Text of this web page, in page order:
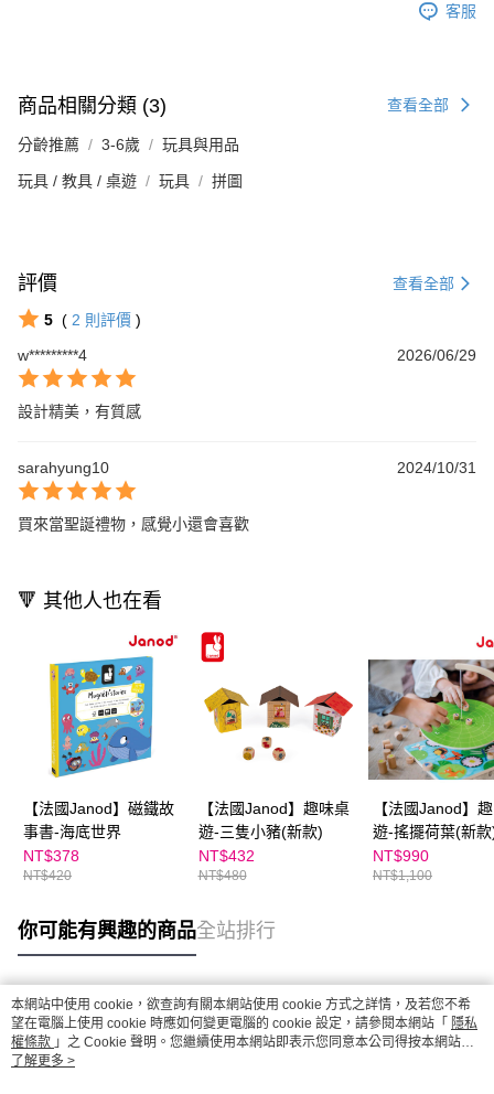
客服
商品相關分類 (3) 查看全部
分齡推薦 3-6歲 玩具與用品
玩具 / 教具 / 桌遊 玩具 拼圖
評價 查看全部
5 ( 2 則評價 )
w*********4
2026/06/29
設計精美，有質感
sarahyung10 2024/10/31
買來當聖誕禮物，感覺小還會喜歡
🔻 其他人也在看
【法國Janod】磁鐵故
事書-海底世界
NT$378
NT$420
【法國Janod】趣味桌
遊-三隻小豬(新款)
NT$432
NT$480
【法國Janod】
遊-搖擺荷葉(新
法多樣
NT$990
NT$1,100
你可能有興趣的商品全站排行
熱門標籤
本網站中使用 cookie，欲查詢有關本網站使用 cookie 方式之詳情，及若您不希
望在電腦上使用 cookie 時應如何變更電腦的 cookie 設定，請參閱本網站「 隱私
權條款 」之 Cookie 聲明。您繼續使用本網站即表示您同意本公司得按本網站使
用條款之 Cookie 聲明使用 cookie。
了解更多 >